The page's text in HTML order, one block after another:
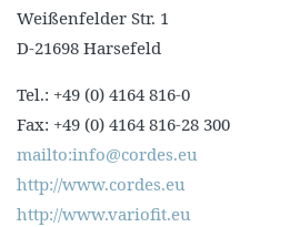
Weißenfelder Str. 1
D-21698 Harsefeld
Tel.: +49 (0) 4164 816-0
Fax: +49 (0) 4164 816-28 300
mailto:info@cordes.eu
http://www.cordes.eu
http://www.variofit.eu